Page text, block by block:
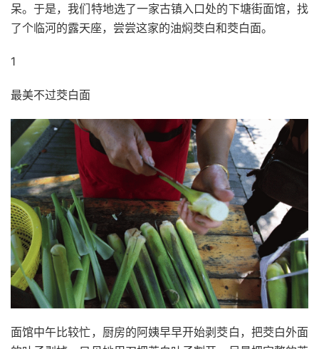
呆。于是，我们特地选了一家古镇入口处的下塘街面馆，找
了个临河的露天座，尝尝这家的油焖茭白和茭白面。
1
最美不过茭白面
面馆中午比较忙，厨房的阿姨早早开始剥茭白，把茭白外面